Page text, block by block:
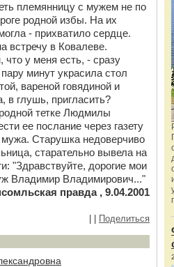
племянницу с мужем не по
родной избы. На их
- прихватило сердце.
встречу в Ковалеве.
что у меня есть, - сразу
минут украсила стол
вареной говядиной и
в глушь, пригласить?
тетке Людмилы
ее послание через газету
Старушка недоверчиво
старательно вывела на
"Здравствуйте, дорогие мои
Владимир Владимирович..."
правда , 9.04.2001
Поделиться